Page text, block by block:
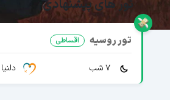
تور های پیشنهادی
تور روسیه اقساطی